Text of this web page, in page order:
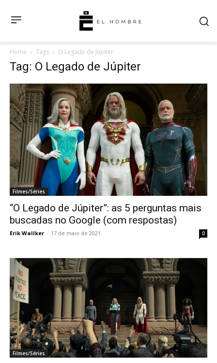
Home Tags O Legado de Júpiter
Tag: O Legado de Júpiter
Filmes/Séries
“O Legado de Júpiter”: as 5 perguntas mais
buscadas no Google (com respostas)
Erik Wallker - 17 de maio de 2021 0
Filmes/Séries